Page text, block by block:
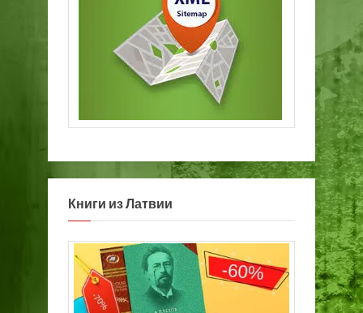
Книги из Латвии